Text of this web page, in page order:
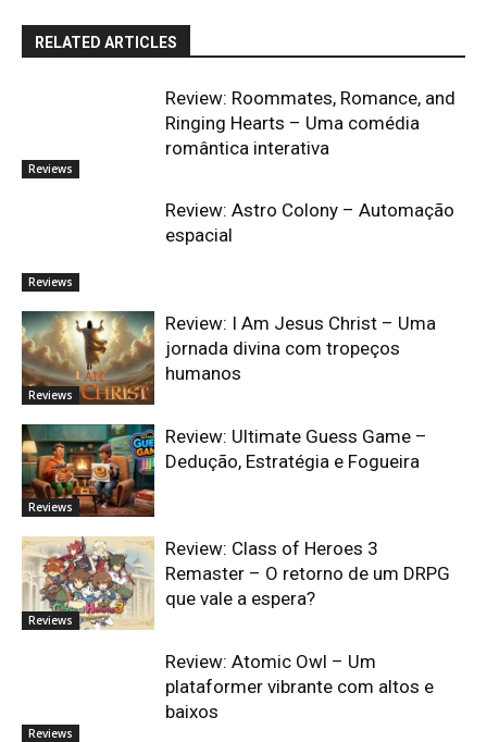
RELATED ARTICLES
Reviews
Review: Roommates, Romance, and
Ringing Hearts – Uma comédia
romântica interativa
Reviews
Review: Astro Colony – Automação
espacial
Reviews
Review: I Am Jesus Christ – Uma
jornada divina com tropeços
humanos
Reviews
Review: Ultimate Guess Game –
Dedução, Estratégia e Fogueira
Reviews
Review: Class of Heroes 3
Remaster – O retorno de um DRPG
que vale a espera?
Reviews
Review: Atomic Owl – Um
plataformer vibrante com altos e
baixos